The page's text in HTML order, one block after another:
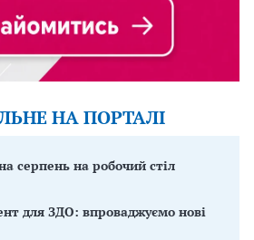
НА ПОРТАЛІ
серпень на робочий стіл
для ЗДО: впроваджуємо нові